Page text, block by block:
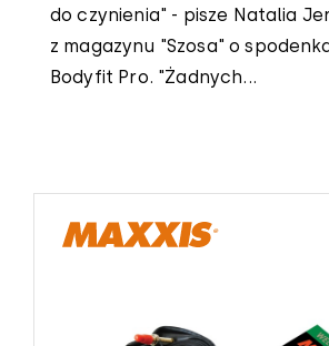
do czynienia" - pisze Natalia
z magazynu "Szosa" o
Bodyfit Pro. "Żadnych...